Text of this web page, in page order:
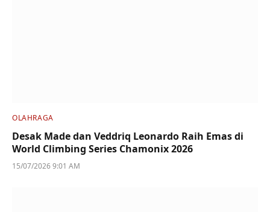
OLAHRAGA
Desak Made dan Veddriq Leonardo Raih Emas di
World Climbing Series Chamonix 2026
15/07/2026 9:01 AM